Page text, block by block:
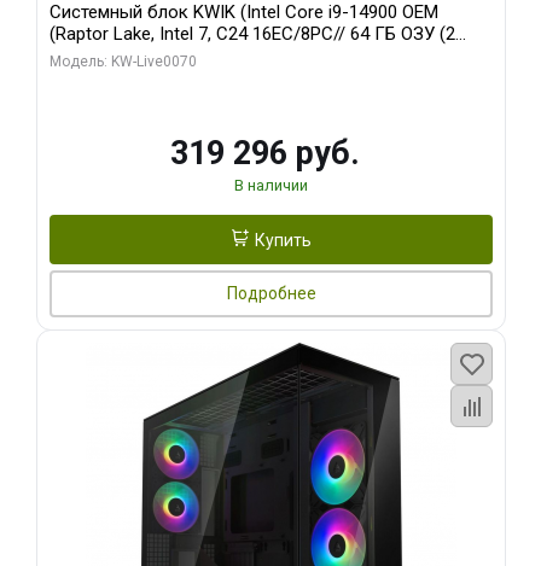
Системный блок KWIK (Intel Core i9-14900 OEM
(Raptor Lake, Intel 7, C24 16EC/8PC// 64 ГБ ОЗУ (2
модуля)/ Gigabyte RTX5080 XTREME WATERFORCE
Модель: KW-Live0070
319 296 руб.
В наличии
Купить
Подробнее